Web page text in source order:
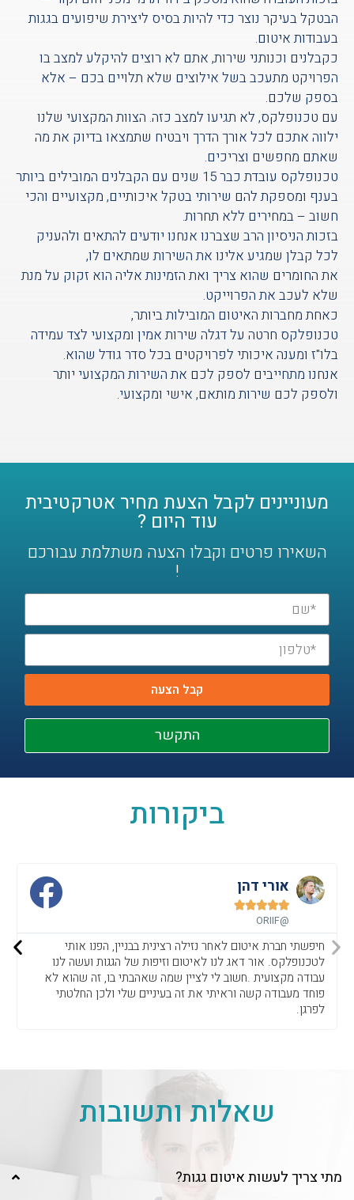
הבטקל בעיקר נוצר כדי להיות בסיס ליצירת שיפועים בגגות
בעבודות איטום.
כקבלנים וכנותני שירות, אתם לא רוצים להיקלע למצב בו
הפרויקט מתעכב בשל אילוצים שלא תלויים בכם – אלא
בספק שלכם.
עם טכנופלקס, לא תגיעו למצב כזה. הצוות המקצועי שלנו
ילווה אתכם לכל אורך הדרך ויבטיח שתמצאו בדיוק את מה
שאתם מחפשים וצריכים.
טכנופלקס עובדת כבר 15 שנים עם הקבלנים המובילים ביותר
בענף ומספקת להם שירותי בטקל איכותיים, מקצועיים והכי
חשוב – במחירים ללא תחרות.
בזכות הניסיון הרב שצברנו אנחנו יודעים להתאים ולהעניק
לכל קבלן שמגיע אלינו את השירות שמתאים לו,
את החומרים שהוא צריך ואת הזמינות אליה הוא זקוק על מנת
שלא לעכב את הפרוייקט.
כאחת מחברות האיטום המובילות ביותר,
טכנופלקס חרטה על דגלה שירות אמין ומקצועי לצד עמידה
בלו"ז ומענה איכותי לפרויקטים בכל סדר גודל שהוא.
אנחנו מתחייבים לספק לכם את השירות המקצועי יותר
ולספק לכם שירות מותאם, אישי ומקצועי.
מעוניינים לקבל הצעת מחיר אטרקטיבית
עוד היום ?
השאירו פרטים וקבלו הצעה משתלמת עבורכם
!
קבל הצעה
התקשר
ביקורות
אורי דהן





@ORIIF
חיפשתי חברת איטום לאחר נזילה רצינית בבניין, הפנו אותי
לטכנופלקס. אור דאג לנו לאיטום וזיפות של הגגות ועשה לנו
עבודה מקצועית .חשוב לי לציין שמה שאהבתי בו, זה שהוא לא
פוחד מעבודה קשה וראיתי את זה בעיניים שלי ולכן החלטתי
לפרגן.
שאלות ותשובות
מתי צריך לעשות איטום גגות?